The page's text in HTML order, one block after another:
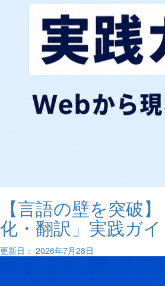
【言語の壁を突破
化・翻訳」実践ガイ
更新日： 2026年7月28日